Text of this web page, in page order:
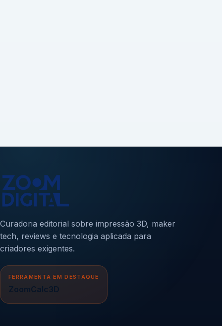
Curadoria editorial sobre impressão 3D, maker
tech, reviews e tecnologia aplicada para
criadores exigentes.
FERRAMENTA EM DESTAQUE
ZoomCalc3D